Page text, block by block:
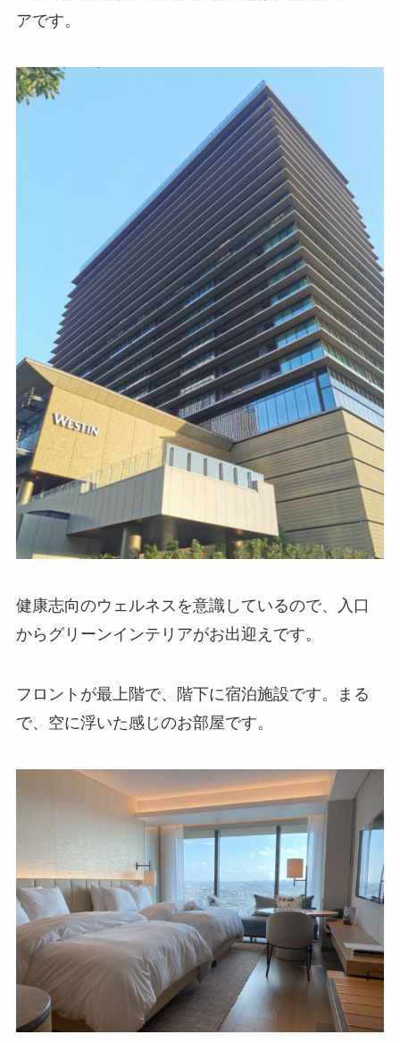
アです。
健康志向のウェルネスを意識しているので、入口
からグリーンインテリアがお出迎えです。
フロントが最上階で、階下に宿泊施設です。まる
で、空に浮いた感じのお部屋です。